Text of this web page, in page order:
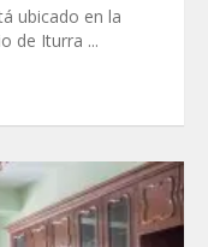
ubicado en la
de Iturra ...